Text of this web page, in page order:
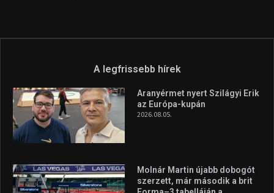
A legfrissebb hírek
Aranyérmet nyert Szilágyi Erik
az Európa-kupán
2026.08.05.
Molnár Martin újabb dobogót
szerzett, már második a brit